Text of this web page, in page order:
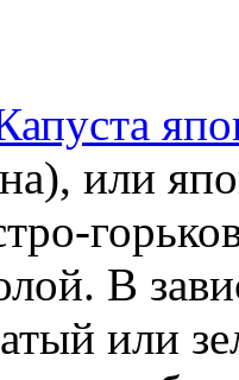
или
В
или